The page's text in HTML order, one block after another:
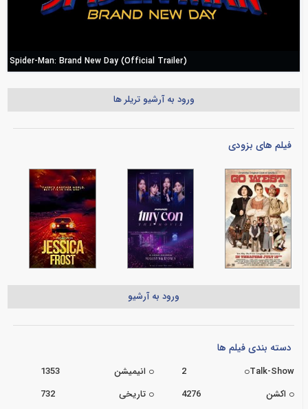
Spider-Man: Brand New Day (Official Trailer)
ورود به آرشیو تریلر ها
فیلم های بزودی
ورود به آرشیو
دسته بندی فیلم ها
Talk-Show
2 انیمیشن
1353
اکشن
4276 تاریخی
732